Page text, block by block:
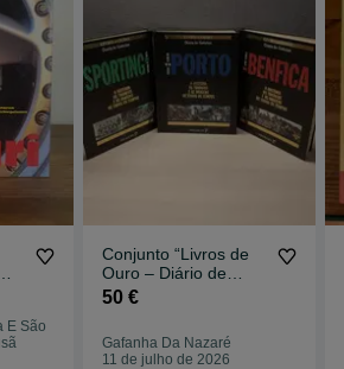
E São
Conjunto “Livros de
Ouro – Diário de
Notícias” (Sporting,
50 €
Gafanha Da Nazaré
11 de julho de 2026